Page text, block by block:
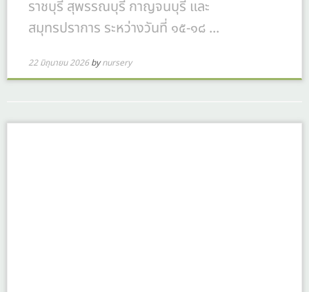
ราชบุรี สุพรรณบุรี กาญจนบุรี และ
สมุทรปราการ ระหว่างวันที่ ๑๕-๑๘ ...
22 มิถุนายน 2026 bynursery